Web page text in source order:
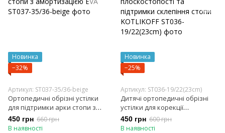
Новинка
−32%
Артикул: ST037-35/36-beige
Ортопедичні обрізні устілки
для підтримки арки стопи з
амортизацією EVA
450 грн 660 грн
В наявності
Новинка
−25%
Артикул: ST036-19/22(23cm)
Дитячі ортопедичні обрізні
устілки для корекції
плоскостопості та підтримки
склепіння стопи KOTLIKOFF
450 грн 600 грн
В наявності